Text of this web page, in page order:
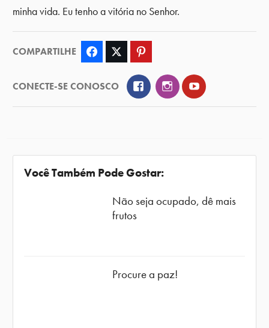
minha vida. Eu tenho a vitória no Senhor.
COMPARTILHE Facebook Twitter
CONECTE-SE CONOSCO FacebookInstagramYouTube
Você Também Pode Gostar:
Não seja ocupado, dê mais
frutos
Procure a paz!